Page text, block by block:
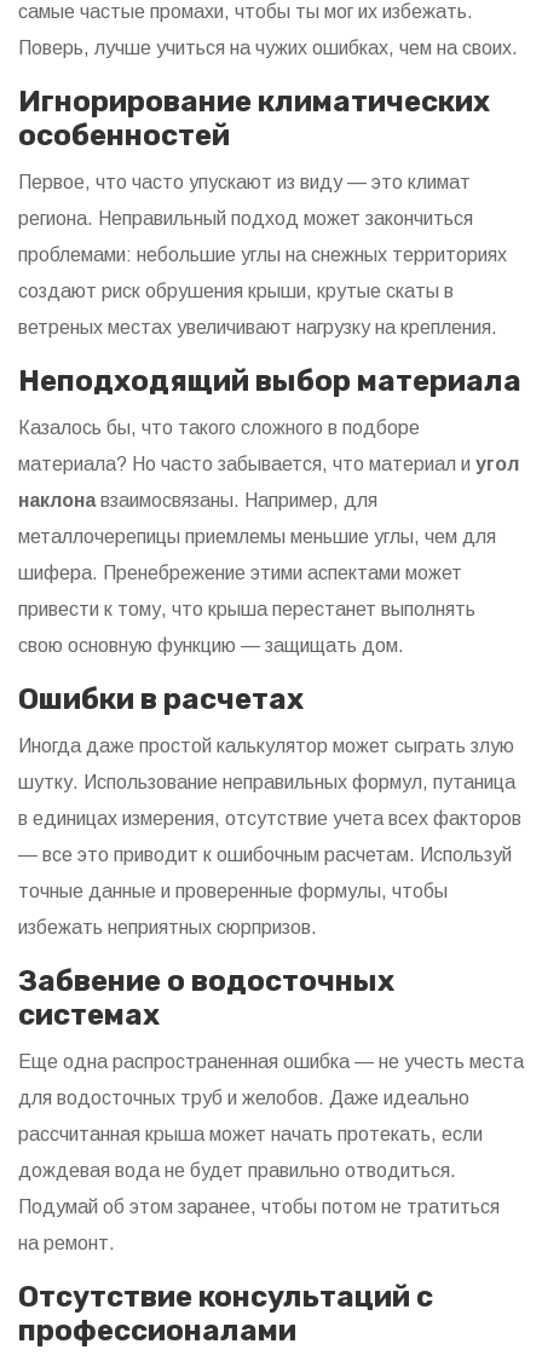
самые частые промахи, чтобы ты мог их избежать.
Поверь, лучше учиться на чужих ошибках, чем на своих.
Игнорирование климатических
особенностей
Первое, что часто упускают из виду — это климат
региона. Неправильный подход может закончиться
проблемами: небольшие углы на снежных территориях
создают риск обрушения крыши, крутые скаты в
ветреных местах увеличивают нагрузку на крепления.
Неподходящий выбор материала
Казалось бы, что такого сложного в подборе
материала? Но часто забывается, что материал и угол
наклонавзаимосвязаны. Например, для
металлочерепицы приемлемы меньшие углы, чем для
шифера. Пренебрежение этими аспектами может
привести к тому, что крыша перестанет выполнять
свою основную функцию — защищать дом.
Ошибки в расчетах
Иногда даже простой калькулятор может сыграть злую
шутку. Использование неправильных формул, путаница
в единицах измерения, отсутствие учета всех факторов
— все это приводит к ошибочным расчетам. Используй
точные данные и проверенные формулы, чтобы
избежать неприятных сюрпризов.
Забвение о водосточных
системах
Еще одна распространенная ошибка — не учесть места
для водосточных труб и желобов. Даже идеально
рассчитанная крыша может начать протекать, если
дождевая вода не будет правильно отводиться.
Подумай об этом заранее, чтобы потом не тратиться
на ремонт.
Отсутствие консультаций с
профессионалами